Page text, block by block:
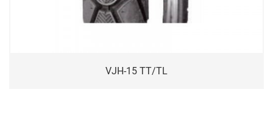
VJH-15 TT/TL